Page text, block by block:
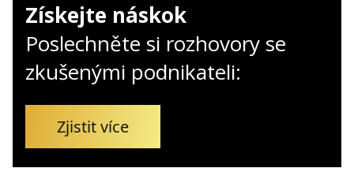
Získejte náskok
Poslechněte si rozhovory se
zkušenými podnikateli:
Zjistit více